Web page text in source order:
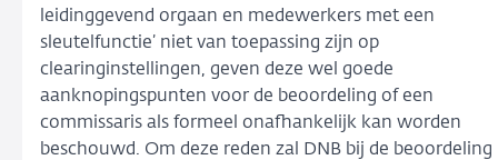
leidinggevend orgaan en medewerkers met een
sleutelfunctie’ niet van toepassing zijn op
clearinginstellingen, geven deze wel goede
aanknopingspunten voor de beoordeling of een
commissaris als formeel onafhankelijk kan worden
beschouwd. Om deze reden zal DNB bij de beoordeling